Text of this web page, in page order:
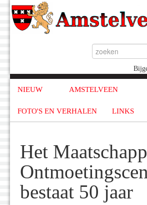
NIEUW AMSTELVEEN
FOTO'S EN VERHALEN LINKS
Het
bestaat 50 jaar